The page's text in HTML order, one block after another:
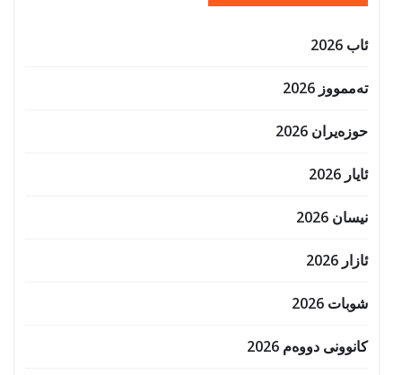
ئاب 2026
تەممووز 2026
حوزه‌یران 2026
ئایار 2026
نیسان 2026
ئازار 2026
شوبات 2026
کانوونی دووەم 2026